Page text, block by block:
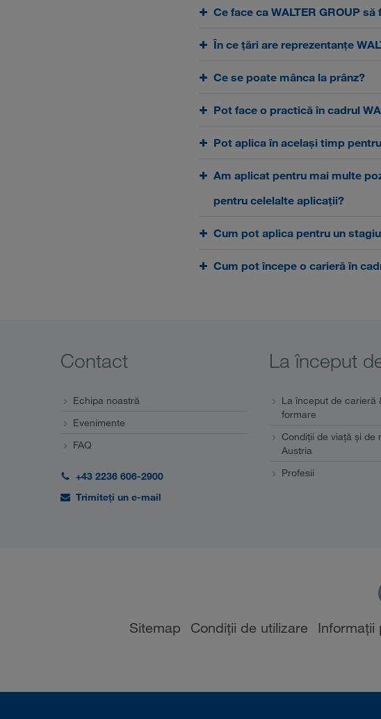
Ce face ca WALTER GROUP
În ce țări are reprezentanțe
Ce se poate mânca la prânz?
Pot face o practică în cadrul
Pot aplica în același timp
Am aplicat pentru mai multe
pentru celelalte aplicații?
Cum pot aplica pentru un
Cum pot începe o carieră în
Contact
Echipa noastră
Evenimente
FAQ
+43 2236 606-2900
Trimiteți un e-mail
La început
La început de carieră
formare
Condiţii de viaţă şi de
Austria
Profesii
Sitemap Condiții de utilizare Informații